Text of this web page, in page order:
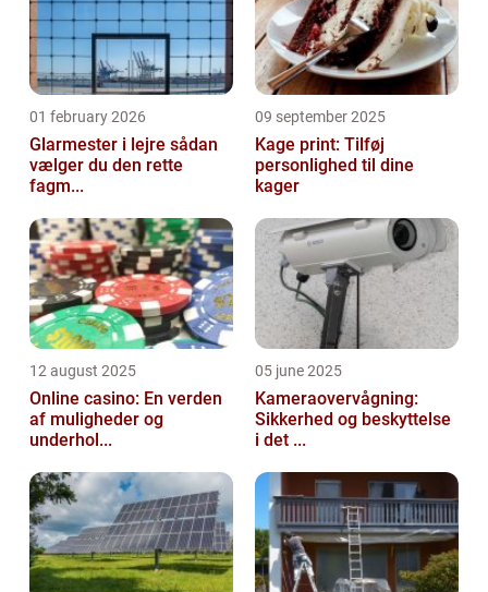
01 february 2026
Glarmester i lejre sådan
vælger du den rette
fagm...
09 september 2025
Kage print: Tilføj
personlighed til dine
kager
12 august 2025
Online casino: En verden
af muligheder og
underhol...
05 june 2025
Kameraovervågning:
Sikkerhed og beskyttelse
i det ...